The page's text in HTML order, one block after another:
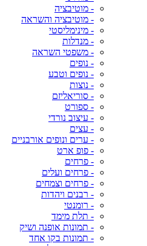
- מוטיבציה
- מוטיבציה והשראה
- מינימליסטי
- מנדלות
- משפטי השראה
- נופים
- נופים וטבע
- נוצות
- סוריאליזם
- ספורט
- עיצוב נורדי
- עצים
- ערים ונופים אורבניים
- פופ ארט
- פרחים
- פרחים ועלים
- פרחים וצמחים
- רבנים ויהדות
- רומנטי
- תלת מימד
- תמונות אופנה ושיק
- תמונות בקו אחד